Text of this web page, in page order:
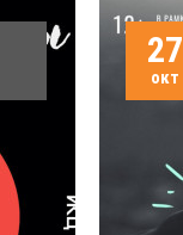
27
окт